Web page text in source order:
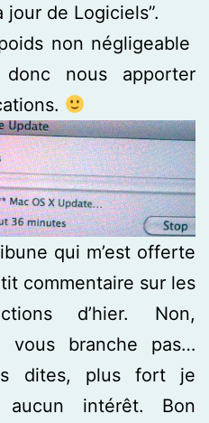
jour de Logiciels”.
non négligeable
nous apporter
qui m’est offerte
commentaire sur les
d’hier. Non,
vous branche pas…
dites, plus fort je
aucun intérêt. Bon